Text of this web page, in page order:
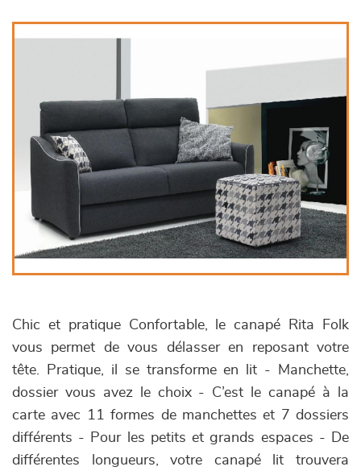
Chic et pratique Confortable, le canapé Rita Folk
vous permet de vous délasser en reposant votre
tête. Pratique, il se transforme en lit - Manchette,
dossier vous avez le choix - C’est le canapé à la
carte avec 11 formes de manchettes et 7 dossiers
différents - Pour les petits et grands espaces - De
différentes longueurs, votre canapé lit trouvera